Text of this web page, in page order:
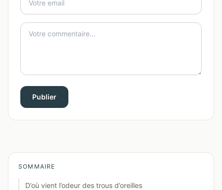
Publier
SOMMAIRE
D’où vient l’odeur des trous d’oreilles